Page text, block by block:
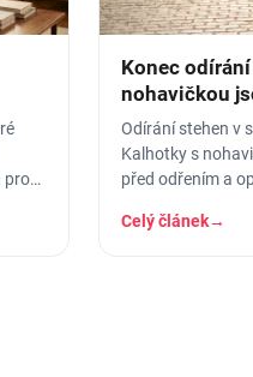
pro
Konec
nohavičkou
Odírání stehen v
Kalhotky s
před odřením a
Celý článek→